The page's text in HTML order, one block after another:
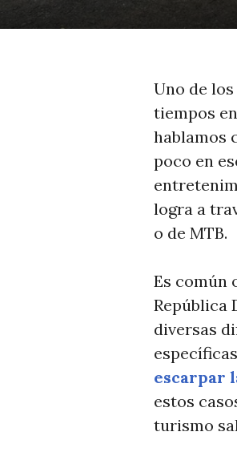
Uno de
tiempos
hablamos
poco en
logra a
o de MTB.
Es común
República
diversas
escarpar
estos
turismo